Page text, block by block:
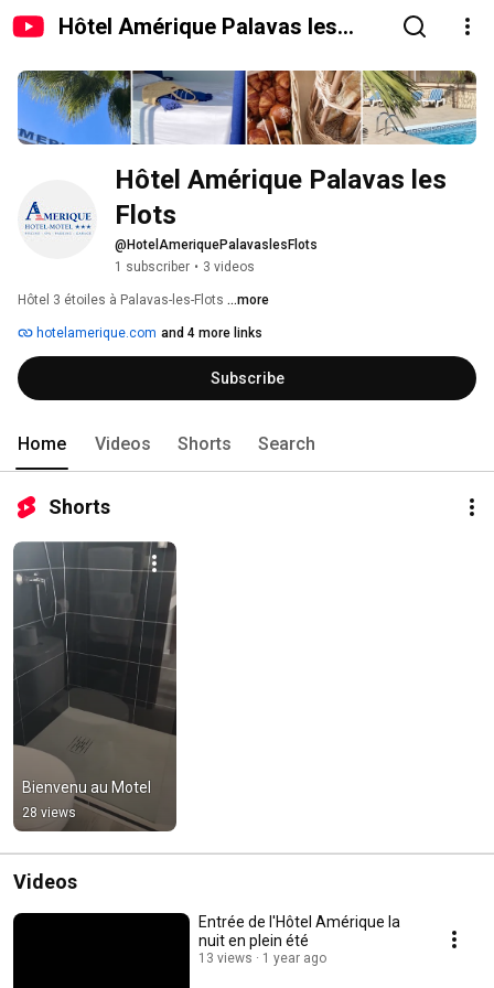
Hôtel Amérique Palavas les
Hôtel Amérique Palavas les
Flots
@HotelAmeriquePalavaslesFlots
1 subscriber • 3 videos
Hôtel 3 étoiles à Palavas-les-Flots ...more
hotelamerique.com and 4 more links
Subscribe
Home Videos Shorts Search
Shorts
Bienvenu au Motel
28 views
Videos
Entrée de l'Hôtel Amérique la
nuit en plein été
13 views 1 year ago